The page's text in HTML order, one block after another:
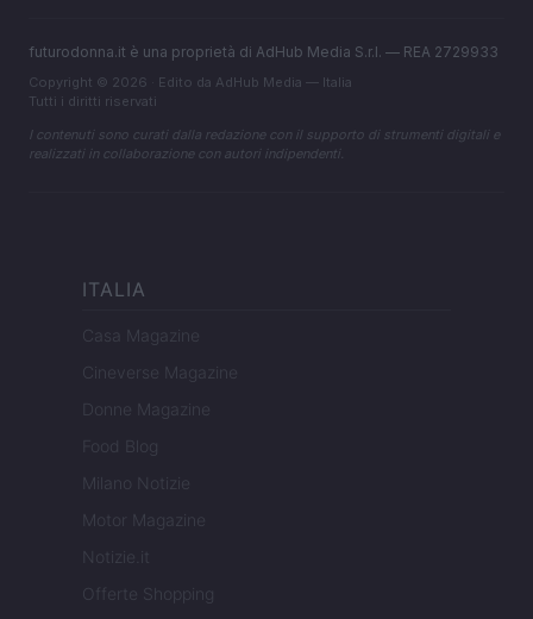
futurodonna.it è una proprietà di AdHub Media S.r.l. — REA 2729933
Copyright © 2026 · Edito da AdHub Media — Italia
Tutti i diritti riservati
I contenuti sono curati dalla redazione con il supporto di strumenti digitali e
realizzati in collaborazione con autori indipendenti.
ITALIA
Casa Magazine
Cineverse Magazine
Donne Magazine
Food Blog
Milano Notizie
Motor Magazine
Notizie.it
Offerte Shopping